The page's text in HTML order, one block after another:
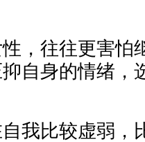
，往往更害怕
自身的情绪，
我比较虚弱，